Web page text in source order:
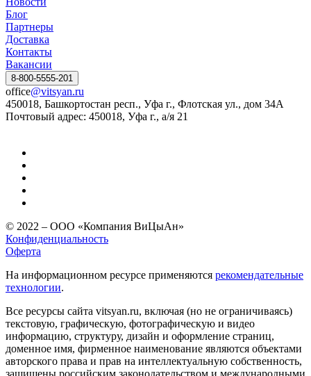
Блог
Партнеры
Доставка
Контакты
Вакансии
8-800-5555-201
office@vitsyan.ru
450018, Башкортостан респ., Уфа г., Флотская ул., дом 34А
Почтовый адрес: 450018, Уфа г., а/я 21
© 2022 – ООО «Компания ВиЦыАн»
Конфиденциальность
Оферта
На информационном ресурсе применяются рекомендательные
технологии.
Все ресурсы сайта vitsyan.ru, включая (но не ограничиваясь)
текстовую, графическую, фотографическую и видео
информацию, структуру, дизайн и оформление страниц,
доменное имя, фирменное наименование являются объектами
авторского права и прав на интеллектуальную собственность,
защищены российским законодательством и международными